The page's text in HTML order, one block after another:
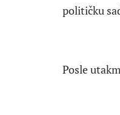
političku
Posle